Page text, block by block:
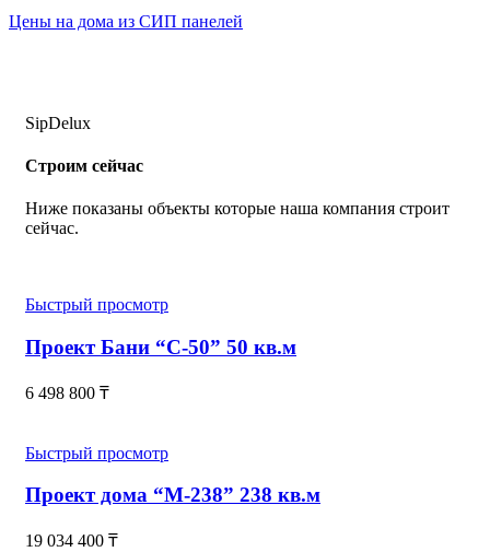
Цены на дома из СИП панелей
SipDelux
Строим сейчас
Ниже показаны объекты которые наша компания строит
сейчас.
Быстрый просмотр
Проект Бани “С-50” 50 кв.м
6 498 800 ₸
Быстрый просмотр
Проект дома “М-238” 238 кв.м
19 034 400 ₸